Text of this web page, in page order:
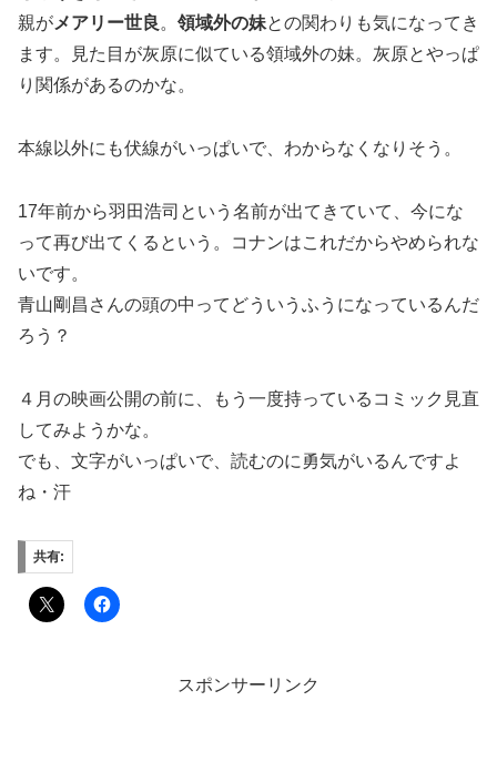
親がメアリー世良 。 領域外の妹との関わりも気になってき
ます。見た目が灰原に似ている領域外の妹。灰原とやっぱ
り関係があるのかな。
本線以外にも伏線がいっぱいで、わからなくなりそう。
17年前から羽田浩司という名前が出てきていて、今にな
って再び出てくるという。コナンはこれだからやめられな
いです。
青山剛昌さんの頭の中ってどういうふうになっているんだ
ろう？
４月の映画公開の前に、もう一度持っているコミック見直
してみようかな。
でも、文字がいっぱいで、読むのに勇気がいるんですよ
ね・汗
共有:
スポンサーリンク